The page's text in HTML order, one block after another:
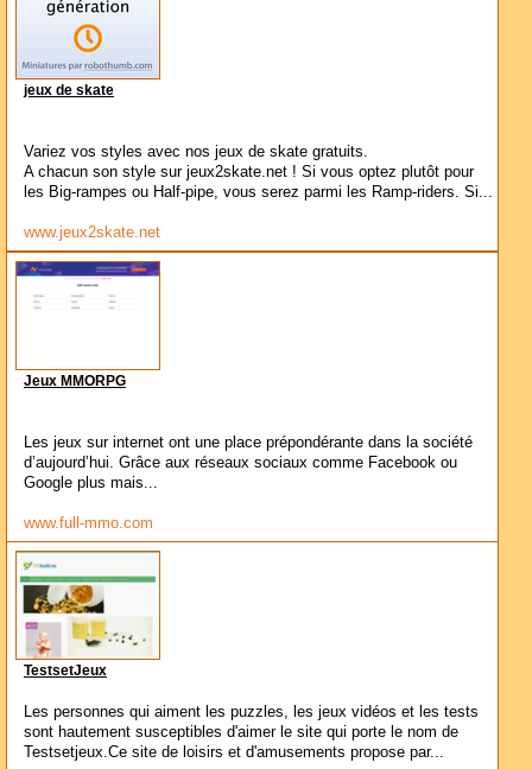
jeux de skate
Variez vos styles avec nos jeux de skate gratuits.
A chacun son style sur jeux2skate.net ! Si vous optez plutôt pour
les Big-rampes ou Half-pipe, vous serez parmi les Ramp-riders. Si...
www.jeux2skate.net
Jeux MMORPG
Les jeux sur internet ont une place prépondérante dans la société
d’aujourd’hui. Grâce aux réseaux sociaux comme Facebook ou
Google plus mais...
www.full-mmo.com
TestsetJeux
Les personnes qui aiment les puzzles, les jeux vidéos et les tests
sont hautement susceptibles d'aimer le site qui porte le nom de
Testsetjeux.Ce site de loisirs et d'amusements propose par...